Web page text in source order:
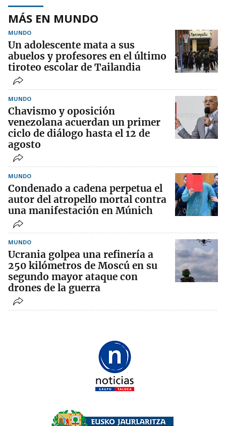
MÁS EN MUNDO
MUNDO
Un adolescente mata a sus
abuelos y profesores en el último
tiroteo escolar de Tailandia
MUNDO
Chavismo y oposición
venezolana acuerdan un primer
ciclo de diálogo hasta el 12 de
agosto
MUNDO
Condenado a cadena perpetua el
autor del atropello mortal contra
una manifestación en Múnich
MUNDO
Ucrania golpea una refinería a
250 kilómetros de Moscú en su
segundo mayor ataque con
drones de la guerra